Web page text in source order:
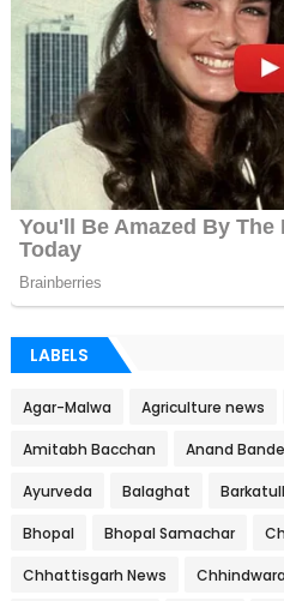
LABELS
Agar-Malwa Agriculture news
Amitabh Bacchan Anand
Ayurveda Balaghat
Bhopal Bhopal Samachar
Chhattisgarh News